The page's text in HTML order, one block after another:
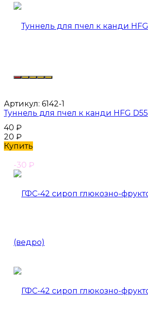
Артикул: 6142-1
Туннель для пчел к канди HFG D55
40 ₽
20 ₽
Купить
-30 ₽